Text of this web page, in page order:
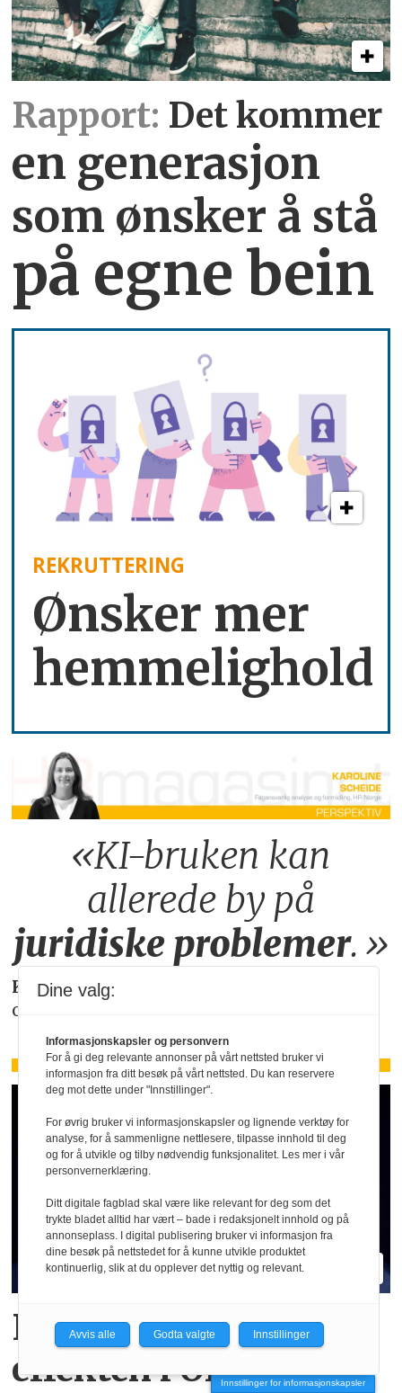
Rapport: Det kommer
en generasjon
som ønsker å stå
på egne bein
REKRUTTERING
Ønsker mer
hemmelighold
«KI-bruken kan
allerede by på
juridiske problemer.»
KAROLINE SCHEIDE
oppmerksom på de faktiske forholdene.
Hva er egentlig KI-
effekten i Oljefondet?
Innstillinger for informasjonskapsler
Dine valg:
Informasjonskapsler og personvern
For å gi deg relevante annonser på vårt nettsted bruker vi
informasjon fra ditt besøk på vårt nettsted. Du kan reservere
deg mot dette under "Innstillinger".
For øvrig bruker vi informasjonskapsler og lignende verktøy for
analyse, for å sammenligne nettlesere, tilpasse innhold til deg
og for å utvikle og tilby nødvendig funksjonalitet. Les mer i vår
personvernerklæring.
Ditt digitale fagblad skal være like relevant for deg som det
trykte bladet alltid har vært – bade i redaksjonelt innhold og på
annonseplass. I digital publisering bruker vi informasjon fra
dine besøk på nettstedet for å kunne utvikle produktet
kontinuerlig, slik at du opplever det nyttig og relevant.
Avvis alle Godta valgte Innstillinger